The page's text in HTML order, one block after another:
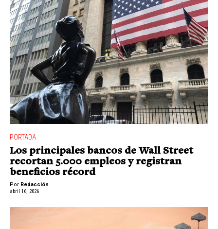
PORTADA
Los principales bancos de Wall Street
recortan 5.000 empleos y registran
beneficios récord
Por Redacción
abril 16, 2026